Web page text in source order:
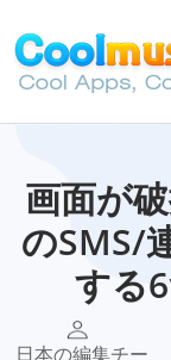
画面が
のSMS/
する
日本の編集チー